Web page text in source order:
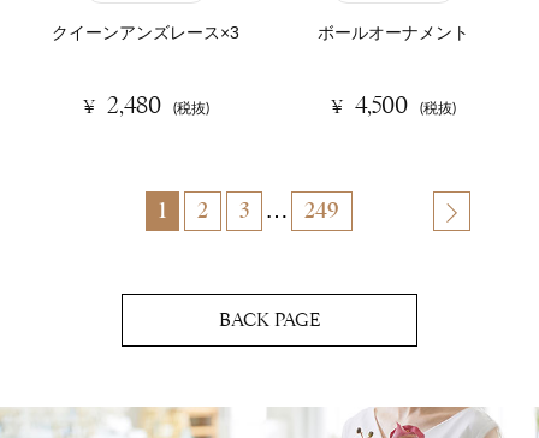
クイーンアンズレース×3
¥ 2,480 (税抜)
ボールオーナメント
¥ 4,500 (税抜)
1 2 3 … 249
BACK PAGE